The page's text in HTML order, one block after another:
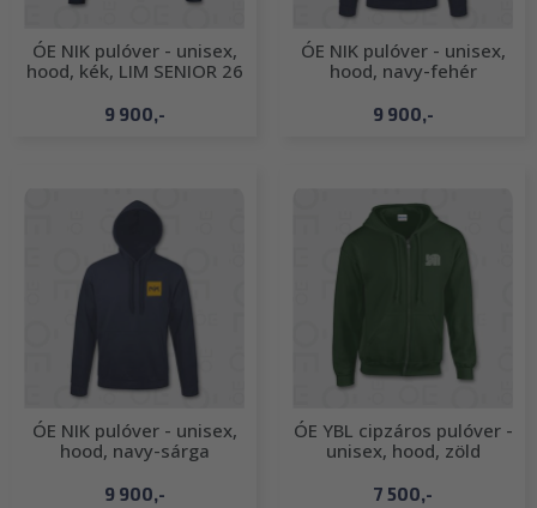
9 900,-
ÓE NIK pulóver - unisex,
hood, kék, LIM SENIOR 26
9 900,-
ÓE NIK pulóver - unisex,
hood, navy-fehér
9 900,-
ÓE NIK pulóver - unisex,
hood, navy-sárga
7 500,-
ÓE YBL cipzáros pulóver -
unisex, hood, zöld